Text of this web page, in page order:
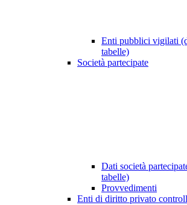
Enti pubblici vigilati
tabelle)
Società partecipate
Dati società
tabelle)
Provvedimenti
Enti di diritto privato